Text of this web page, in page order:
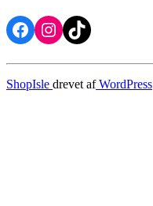
Facebook
Instagram
TikTok
ShopIsle drevet afWordPress